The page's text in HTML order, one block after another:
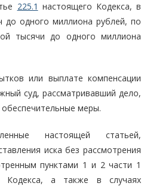
225.1 настоящего Кодекса, в
до одного миллиона рублей, по
тысячи до одного миллиона
или выплате компенсации
суд, рассматривавший дело,
меры.
настоящей статьей,
иска без рассмотрения
пунктами 1 и 2 части 1
Кодекса, а также в случаях